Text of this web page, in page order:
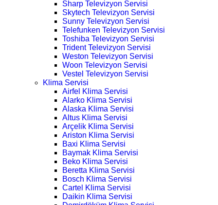
Sharp Televizyon Servisi
Skytech Televizyon Servisi
Sunny Televizyon Servisi
Telefunken Televizyon Servisi
Toshiba Televizyon Servisi
Trident Televizyon Servisi
Weston Televizyon Servisi
Woon Televizyon Servisi
Vestel Televizyon Servisi
Klima Servisi
Airfel Klima Servisi
Alarko Klima Servisi
Alaska Klima Servisi
Altus Klima Servisi
Arçelik Klima Servisi
Ariston Klima Servisi
Baxi Klima Servisi
Baymak Klima Servisi
Beko Klima Servisi
Beretta Klima Servisi
Bosch Klima Servisi
Cartel Klima Servisi
Daikin Klima Servisi